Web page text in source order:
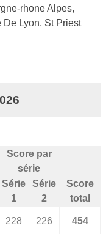
rhone Alpes,
De Lyon, St Priest
Score par
série
Série
1
Série
2
Score
total
228 226 454